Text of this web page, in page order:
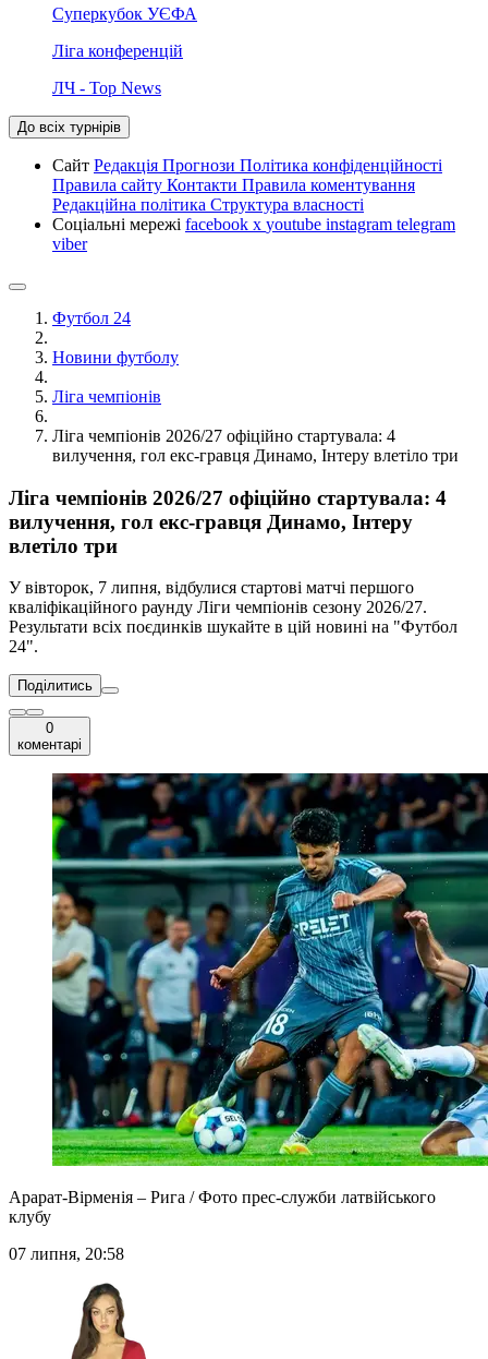
Суперкубок УЄФА
Ліга конференцій
ЛЧ - Top News
До всіх турнірів
Сайт Редакція Прогнози Політика конфіденційності
Правила сайту Контакти Правила коментування
Редакційна політика Структура власності
Соціальні мережі facebook x youtube instagram telegram
viber
Футбол 24
Новини футболу
Ліга чемпіонів
Ліга чемпіонів 2026/27 офіційно стартувала: 4
вилучення, гол екс-гравця Динамо, Інтеру влетіло три
Ліга чемпіонів 2026/27 офіційно стартувала: 4
вилучення, гол екс-гравця Динамо, Інтеру
влетіло три
У вівторок, 7 липня, відбулися стартові матчі першого
кваліфікаційного раунду Ліги чемпіонів сезону 2026/27.
Результати всіх поєдинків шукайте в цій новині на "Футбол
24".
Поділитись
0
коментарі
Арарат-Вірменія – Рига / Фото прес-служби латвійського
клубу
07 липня, 20:58